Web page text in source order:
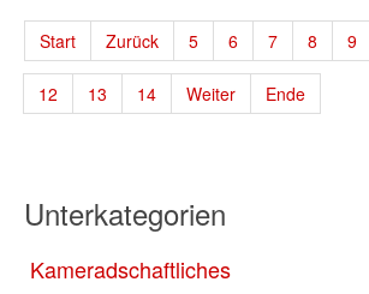
Start Zurück 5 6 7 8 9
12 13 14 Weiter Ende
Unterkategorien
Kameradschaftliches